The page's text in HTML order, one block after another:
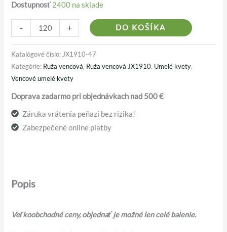
Dostupnosť 2400 na sklade
- + DO KOŠÍKA
Katalógové číslo: JX1910-47
Kategórie: Ruža vencová, Ruža vencová JX1910, Umelé kvety,
Vencové umelé kvety
Doprava zadarmo pri objednávkach nad 500 €
Záruka vrátenia peňazí bez rizika!
Zabezpečené online platby
Popis
Veľkoobchodné ceny, objednať je možné len celé balenie.